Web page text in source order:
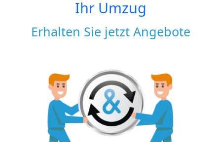
Ihr Umzug
Erhalten Sie jetzt Angebote